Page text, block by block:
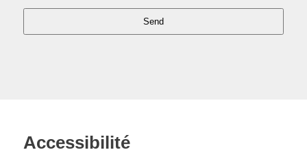
Send
e
Accessibilité